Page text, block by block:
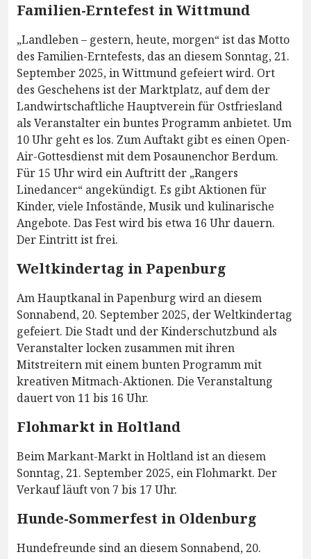
Familien-Erntefest in Wittmund
„Landleben – gestern, heute, morgen“ ist das Motto
des Familien-Erntefests, das an diesem Sonntag, 21.
September 2025, in Wittmund gefeiert wird. Ort
des Geschehens ist der Marktplatz, auf dem der
Landwirtschaftliche Hauptverein für Ostfriesland
als Veranstalter ein buntes Programm anbietet. Um
10 Uhr geht es los. Zum Auftakt gibt es einen Open-
Air-Gottesdienst mit dem Posaunenchor Berdum.
Für 15 Uhr wird ein Auftritt der „Rangers
Linedancer“ angekündigt. Es gibt Aktionen für
Kinder, viele Infostände, Musik und kulinarische
Angebote. Das Fest wird bis etwa 16 Uhr dauern.
Der Eintritt ist frei.
Weltkindertag in Papenburg
Am Hauptkanal in Papenburg wird an diesem
Sonnabend, 20. September 2025, der Weltkindertag
gefeiert. Die Stadt und der Kinderschutzbund als
Veranstalter locken zusammen mit ihren
Mitstreitern mit einem bunten Programm mit
kreativen Mitmach-Aktionen. Die Veranstaltung
dauert von 11 bis 16 Uhr.
Flohmarkt in Holtland
Beim Markant-Markt in Holtland ist an diesem
Sonntag, 21. September 2025, ein Flohmarkt. Der
Verkauf läuft von 7 bis 17 Uhr.
Hunde-Sommerfest in Oldenburg
Hundefreunde sind an diesem Sonnabend, 20.